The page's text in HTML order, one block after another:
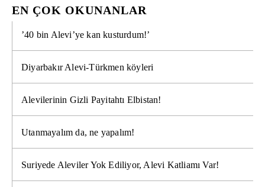
EN ÇOK OKUNANLAR
’40 bin Alevi’ye kan kusturdum!’
Diyarbakır Alevi-Türkmen köyleri
Alevilerinin Gizli Payitahtı Elbistan!
Utanmayalım da, ne yapalım!
Suriyede Aleviler Yok Ediliyor, Alevi Katliamı Var!